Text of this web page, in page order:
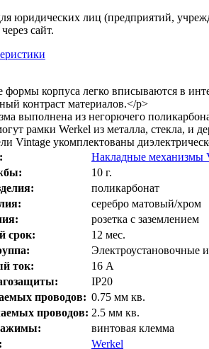
юридических лиц (предприятий,
сайт.
корпуса легко вписываются в
контраст материалов.</p>
выполнена из негорючего
рамки Werkel из металла, стекла, и
Vintage укомплектованы
Накладные механизмы
10 г.
поликарбонат
серебро матовый/хром
розетка с заземлением
срок:
12 мес.
Электроустановочные
ток:
16 А
IP20
проводов: 0.75 мм кв.
проводов: 2.5 мм кв.
винтовая клемма
Werkel